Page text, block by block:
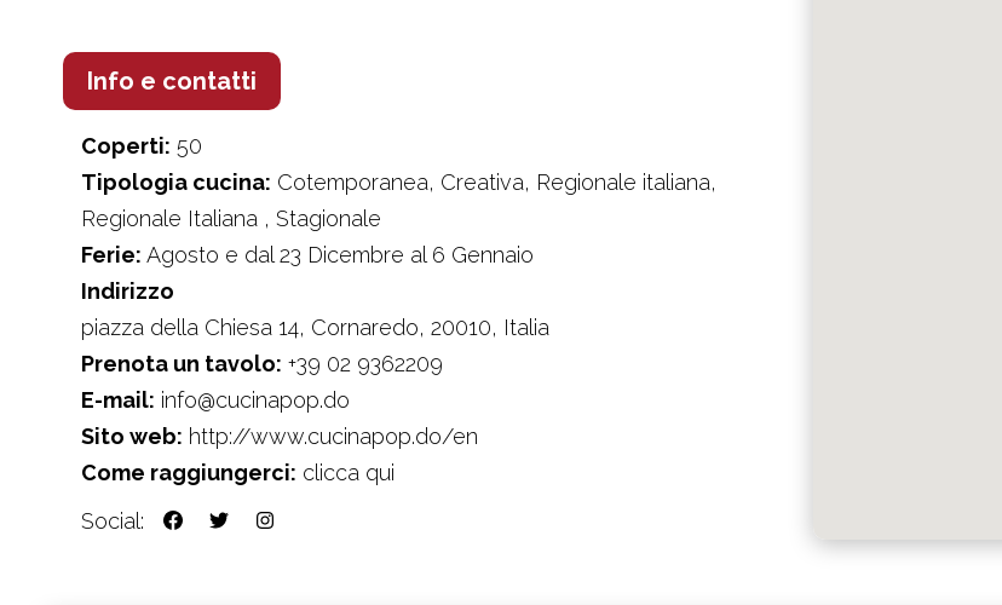
Info e contatti
Coperti: 50
Tipologia cucina: Cotemporanea, Creativa, Regionale italiana,
Regionale Italiana , Stagionale
Ferie: Agosto e dal 23 Dicembre al 6 Gennaio
Indirizzo
piazza della Chiesa 14, Cornaredo, 20010, Italia
Prenota un tavolo: +39 02 9362209
E-mail: info@cucinapop.do
Sito web: http://www.cucinapop.do/en
Come raggiungerci: clicca qui
Social: